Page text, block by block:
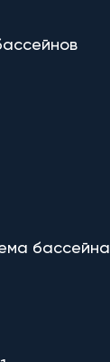
бассейна